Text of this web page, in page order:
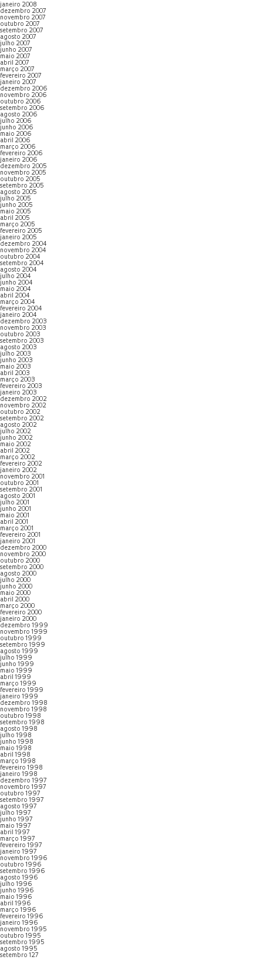
janeiro 2008
dezembro 2007
novembro 2007
outubro 2007
setembro 2007
agosto 2007
julho 2007
junho 2007
maio 2007
abril 2007
março 2007
fevereiro 2007
janeiro 2007
dezembro 2006
novembro 2006
outubro 2006
setembro 2006
agosto 2006
julho 2006
junho 2006
maio 2006
abril 2006
março 2006
fevereiro 2006
janeiro 2006
dezembro 2005
novembro 2005
outubro 2005
setembro 2005
agosto 2005
julho 2005
junho 2005
maio 2005
abril 2005
março 2005
fevereiro 2005
janeiro 2005
dezembro 2004
novembro 2004
outubro 2004
setembro 2004
agosto 2004
julho 2004
junho 2004
maio 2004
abril 2004
março 2004
fevereiro 2004
janeiro 2004
dezembro 2003
novembro 2003
outubro 2003
setembro 2003
agosto 2003
julho 2003
junho 2003
maio 2003
abril 2003
março 2003
fevereiro 2003
janeiro 2003
dezembro 2002
novembro 2002
outubro 2002
setembro 2002
agosto 2002
julho 2002
junho 2002
maio 2002
abril 2002
março 2002
fevereiro 2002
janeiro 2002
novembro 2001
outubro 2001
setembro 2001
agosto 2001
julho 2001
junho 2001
maio 2001
abril 2001
março 2001
fevereiro 2001
janeiro 2001
dezembro 2000
novembro 2000
outubro 2000
setembro 2000
agosto 2000
julho 2000
junho 2000
maio 2000
abril 2000
março 2000
fevereiro 2000
janeiro 2000
dezembro 1999
novembro 1999
outubro 1999
setembro 1999
agosto 1999
julho 1999
junho 1999
maio 1999
abril 1999
março 1999
fevereiro 1999
janeiro 1999
dezembro 1998
novembro 1998
outubro 1998
setembro 1998
agosto 1998
julho 1998
junho 1998
maio 1998
abril 1998
março 1998
fevereiro 1998
janeiro 1998
dezembro 1997
novembro 1997
outubro 1997
setembro 1997
agosto 1997
julho 1997
junho 1997
maio 1997
abril 1997
março 1997
fevereiro 1997
janeiro 1997
novembro 1996
outubro 1996
setembro 1996
agosto 1996
julho 1996
junho 1996
maio 1996
abril 1996
março 1996
fevereiro 1996
janeiro 1996
novembro 1995
outubro 1995
setembro 1995
agosto 1995
setembro 127